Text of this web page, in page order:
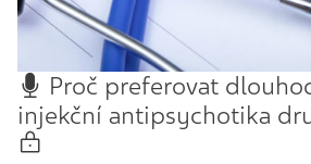
Proč preferovat
injekční antipsychotika